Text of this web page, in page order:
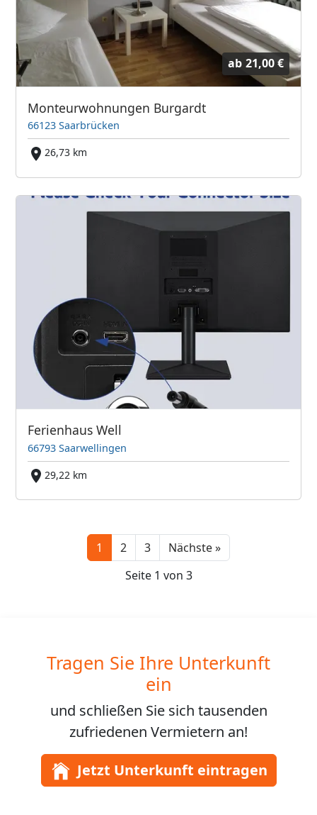
ab 21,00 €
Monteurwohnungen Burgardt
66123 Saarbrücken
26,73 km
Ferienhaus Well
66793 Saarwellingen
29,22 km
1 2 3 Nächste »Next
Seite 1 von 3
Tragen Sie Ihre Unterkunft
ein
und schließen Sie sich tausenden
zufriedenen Vermietern an!
Jetzt Unterkunft eintragen